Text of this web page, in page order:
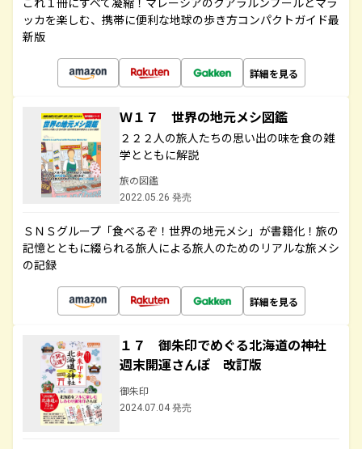
ッカを楽しむ、携帯に便利な地球の歩き方コンパクトガイド最
新版
詳細を見る
Ｗ１７ 世界の地元メシ図鑑
２２２人の旅人たちの思い出の味を食の雑
学とともに解説
旅の図鑑
2022.05.26 発売
ＳＮＳグループ「食べるぞ！世界の地元メシ」が書籍化！旅の
記憶とともに綴られる旅人による旅人のためのリアルな旅メシ
の記録
詳細を見る
１７ 御朱印でめぐる北海道の神社
週末開運さんぽ 改訂版
御朱印
2024.07.04 発売